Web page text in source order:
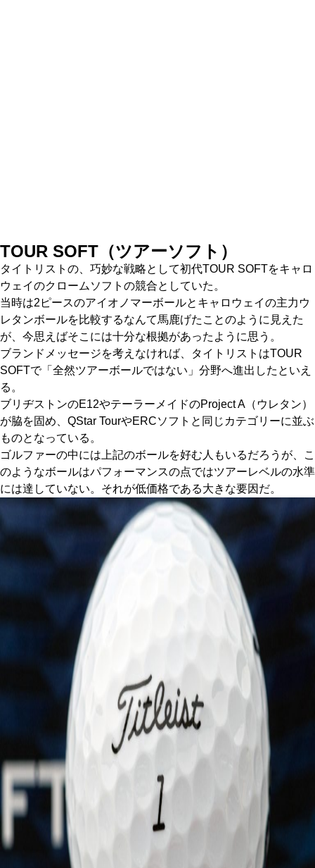
TOUR SOFT（ツアーソフト）
タイトリストの、巧妙な戦略として初代TOUR SOFTをキャロ
ウェイのクロームソフトの競合としていた。
当時は2ピースのアイオノマーボールとキャロウェイの主力ウ
レタンボールを比較するなんて馬鹿げたことのように見えた
が、今思えばそこには十分な根拠があったように思う。
ブランドメッセージを考えなければ、タイトリストはTOUR
SOFTで「全然ツアーボールではない」分野へ進出したといえ
る。
ブリヂストンのE12やテーラーメイドのProject A（ウレタン）
が脇を固め、QStar TourやERCソフトと同じカテゴリーに並ぶ
ものとなっている。
ゴルファーの中には上記のボールを好む人もいるだろうが、こ
のようなボールはパフォーマンスの点ではツアーレベルの水準
には達していない。それが低価格である大きな要因だ。